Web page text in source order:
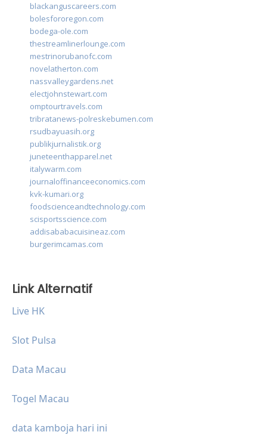
blackanguscareers.com
bolesfororegon.com
bodega-ole.com
thestreamlinerlounge.com
mestrinorubanofc.com
novelatherton.com
nassvalleygardens.net
electjohnstewart.com
omptourtravels.com
tribratanews-polreskebumen.com
rsudbayuasih.org
publikjurnalistik.org
juneteenthapparel.net
italywarm.com
journaloffinanceeconomics.com
kvk-kumari.org
foodscienceandtechnology.com
scisportsscience.com
addisababacuisineaz.com
burgerimcamas.com
Link Alternatif
Live HK
Slot Pulsa
Data Macau
Togel Macau
data kamboja hari ini